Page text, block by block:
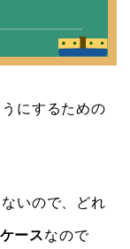
にするための
いので、どれ
ースなので